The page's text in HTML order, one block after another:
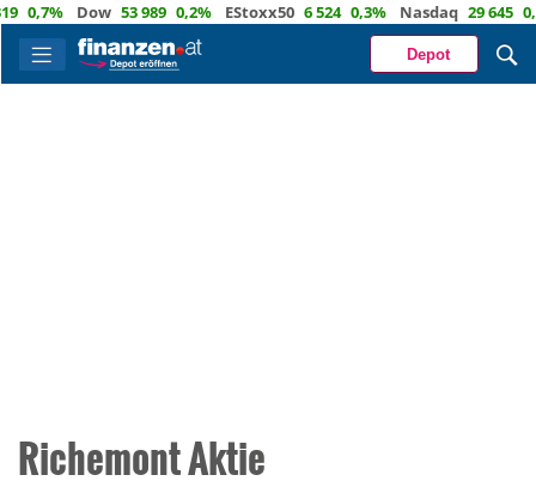
Dow 53 989 0,2% EStoxx50 6 524 0,3% Nasdaq 29 645 0,9%
Depot
Richemont Aktie